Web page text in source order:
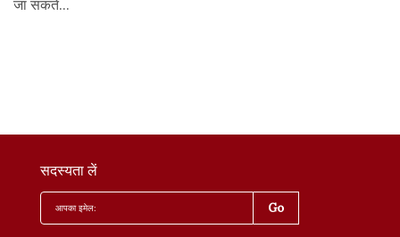
जा सकते...
सदस्यता लें